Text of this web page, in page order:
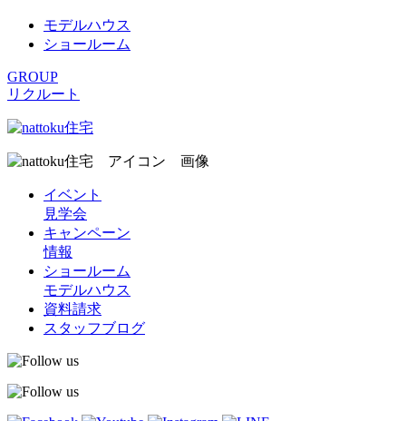
モデルハウス
ショールーム
GROUP
リクルート
イベント
見学会
キャンペーン
情報
ショールーム
モデルハウス
資料請求
スタッフブログ